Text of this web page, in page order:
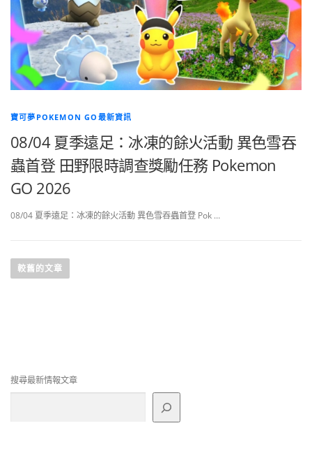
寶可夢POKEMON GO最新資訊
08/04 夏季遠足：冰凍的餘火活動 異色雪吞
蟲首登 田野限時調查獎勵任務 Pokemon
GO 2026
08/04 夏季遠足：冰凍的餘火活動 異色雪吞蟲首登 Pok …
章
較舊的文章
搜尋最新情報文章